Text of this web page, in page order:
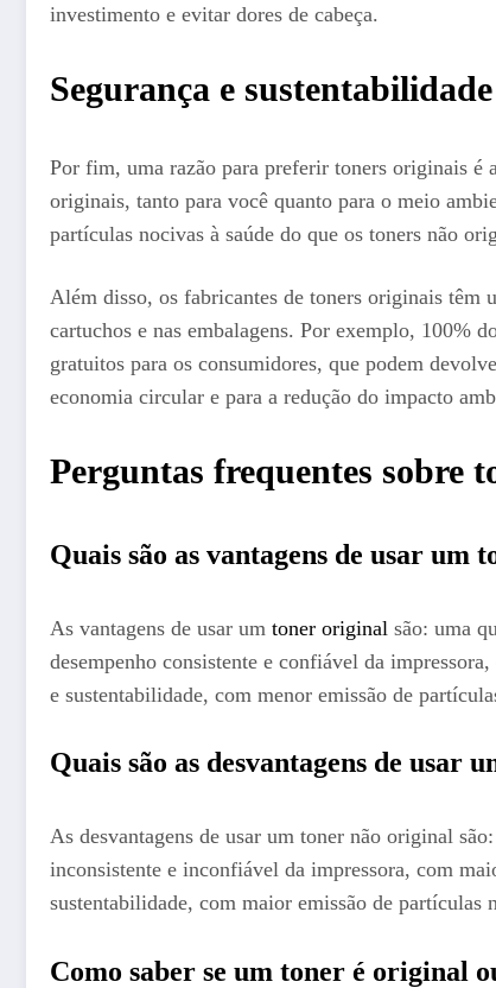
investimento e evitar dores de cabeça.
Segurança e sustentabilidade
Por fim, uma razão para preferir toners originais é
originais, tanto para você quanto para o meio
partículas nocivas à saúde do que os toners não
Além disso, os fabricantes de toners originais têm
cartuchos e nas embalagens. Por exemplo, 100%
gratuitos para os consumidores, que podem
economia circular e para a redução do impacto
Perguntas frequentes sobre
Quais são as vantagens de usar um
As vantagens de usar um toner original são: uma
desempenho consistente e confiável da
e sustentabilidade, com menor emissão de
Quais são as desvantagens de usar
As desvantagens de usar um toner não original
inconsistente e inconfiável da impressora, com
sustentabilidade, com maior emissão de partículas
Como saber se um toner é original